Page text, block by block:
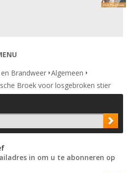
Brandweer Algemeen
Broek voor losgebroken stier
in om u te abonneren op